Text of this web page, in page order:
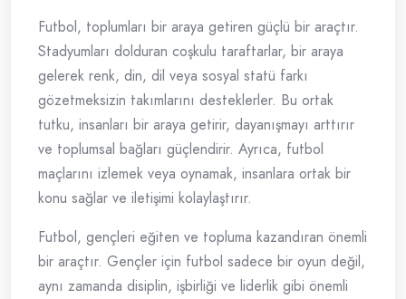
Futbol, toplumları bir araya getiren güçlü bir araçtır.
Stadyumları dolduran coşkulu taraftarlar, bir araya
gelerek renk, din, dil veya sosyal statü farkı
gözetmeksizin takımlarını desteklerler. Bu ortak
tutku, insanları bir araya getirir, dayanışmayı arttırır
ve toplumsal bağları güçlendirir. Ayrıca, futbol
maçlarını izlemek veya oynamak, insanlara ortak bir
konu sağlar ve iletişimi kolaylaştırır.
Futbol, gençleri eğiten ve topluma kazandıran önemli
bir araçtır. Gençler için futbol sadece bir oyun değil,
aynı zamanda disiplin, işbirliği ve liderlik gibi önemli